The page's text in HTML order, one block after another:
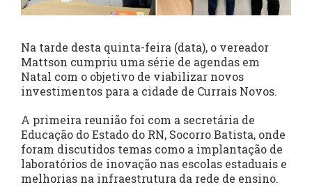
Na tarde desta quinta-feira (data), o vereador
Mattson cumpriu uma série de agendas em
Natal com o objetivo de viabilizar novos
investimentos para a cidade de Currais Novos.
A primeira reunião foi com a secretária de
Educação do Estado do RN, Socorro Batista, onde
foram discutidos temas como a implantação de
laboratórios de inovação nas escolas estaduais e
melhorias na infraestrutura da rede de ensino.